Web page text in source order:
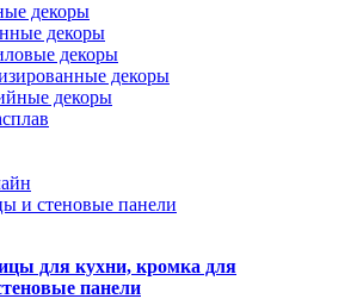
декоры
декоры
декоры
декоры
декоры
для кухни, кромка для
панели